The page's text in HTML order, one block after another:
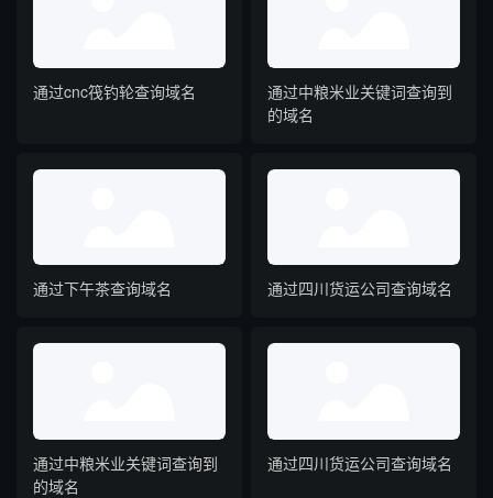
通过cnc筏钓轮查询域名
通过中粮米业关键词查询到
的域名
通过下午茶查询域名 通过四川货运公司查询域名
通过中粮米业关键词查询到
的域名
通过四川货运公司查询域名